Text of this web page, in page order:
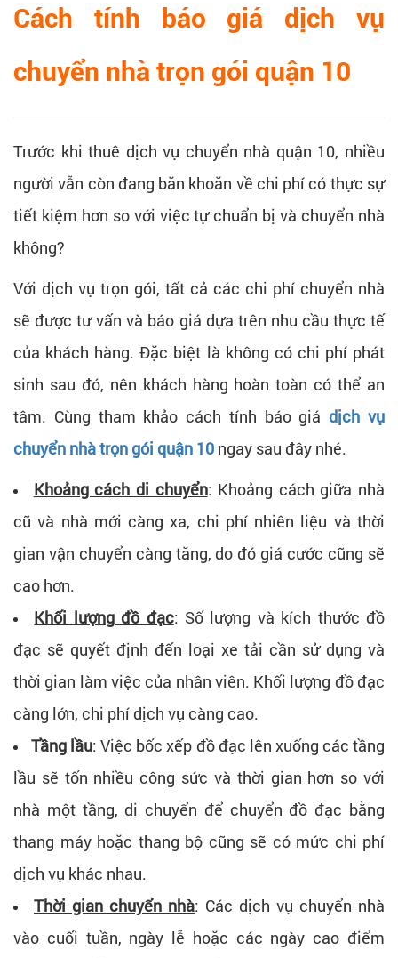
Cách tính báo giá dịch vụ
chuyển nhà trọn gói quận 10
Trước khi thuê dịch vụ chuyển nhà quận 10, nhiều
người vẫn còn đang băn khoăn về chi phí có thực sự
tiết kiệm hơn so với việc tự chuẩn bị và chuyển nhà
không?
Với dịch vụ trọn gói, tất cả các chi phí chuyển nhà
sẽ được tư vấn và báo giá dựa trên nhu cầu thực tế
của khách hàng. Đặc biệt là không có chi phí phát
sinh sau đó, nên khách hàng hoàn toàn có thể an
tâm. Cùng tham khảo cách tính báo giádịch vụ
chuyển nhà trọn gói quận 10 ngay sau đây nhé.
Khoảng cách di chuyển: Khoảng cách giữa nhà
cũ và nhà mới càng xa, chi phí nhiên liệu và thời
gian vận chuyển càng tăng, do đó giá cước cũng sẽ
cao hơn.
Khối lượng đồ đạc: Số lượng và kích thước đồ
đạc sẽ quyết định đến loại xe tải cần sử dụng và
thời gian làm việc của nhân viên. Khối lượng đồ đạc
càng lớn, chi phí dịch vụ càng cao.
Tầng lầu: Việc bốc xếp đồ đạc lên xuống các tầng
lầu sẽ tốn nhiều công sức và thời gian hơn so với
nhà một tầng, di chuyển để chuyển đồ đạc bằng
thang máy hoặc thang bộ cũng sẽ có mức chi phí
dịch vụ khác nhau.
Thời gian chuyển nhà: Các dịch vụ chuyển nhà
vào cuối tuần, ngày lễ hoặc các ngày cao điểm